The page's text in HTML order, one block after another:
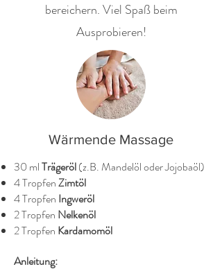
bereichern. Viel Spaß beim
Ausprobieren!
Wärmende Massage
30 mlTrägeröl(z.B. Mandelöl oder Jojobaöl)
4 TropfenZimtöl
4 Tropfen Ingweröl
2 Tropfen Nelkenöl
2 Tropfen Kardamomöl
Anleitung: